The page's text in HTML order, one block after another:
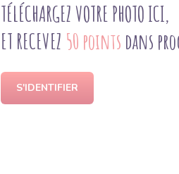
TÉLÉCHARGEZ VOTRE PHOTO ICI,
ET RECEVEZ 50 points dans
S'IDENTIFIER